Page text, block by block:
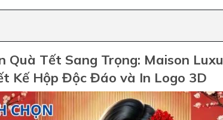
Quà Tết Sang Trọng: Maison
Kế Hộp Độc Đáo và In Logo 3D